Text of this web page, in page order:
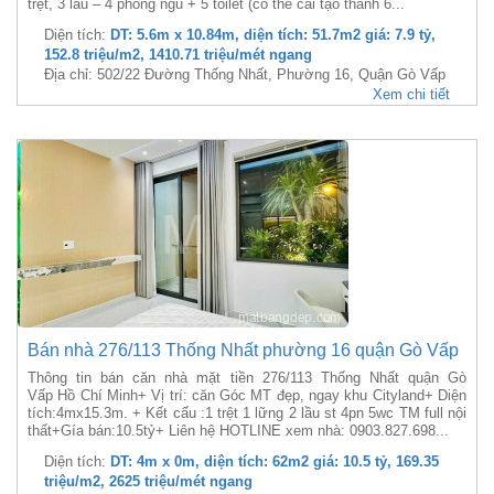
trệt, 3 lầu – 4 phòng ngủ + 5 toilet (có thể cải tạo thành 6...
Diện tích: DT: 5.6m x 10.84m, diện tích: 51.7m2 giá: 7.9 tỷ,
152.8 triệu/m2, 1410.71 triệu/mét ngang
Địa chỉ: 502/22 Đường Thống Nhất, Phường 16, Quận Gò Vấp
Xem chi tiết
Bán nhà 276/113 Thống Nhất phường 16 quận Gò Vấp
Thông tin bán căn nhà mặt tiền 276/113 Thống Nhất quận Gò
Vấp Hồ Chí Minh+ Vị trí: căn Góc MT đẹp, ngay khu Cityland+ Diện
tích:4mx15.3m. + Kết cấu :1 trệt 1 lững 2 lầu st 4pn 5wc TM full nội
thất+Gía bán:10.5tỷ+ Liên hệ HOTLINE xem nhà: 0903.827.698...
Diện tích: DT: 4m x 0m, diện tích: 62m2 giá: 10.5 tỷ, 169.35
triệu/m2, 2625 triệu/mét ngang